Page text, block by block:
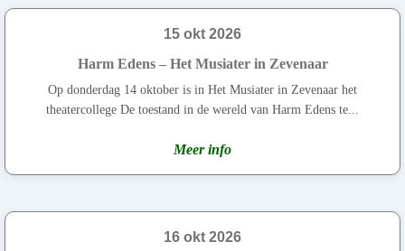
15 okt 2026
Harm Edens – Het Musiater in Zevenaar
Op donderdag 14 oktober is in Het Musiater in Zevenaar het
theatercollege De toestand in de wereld van Harm Edens te...
Meer info
16 okt 2026